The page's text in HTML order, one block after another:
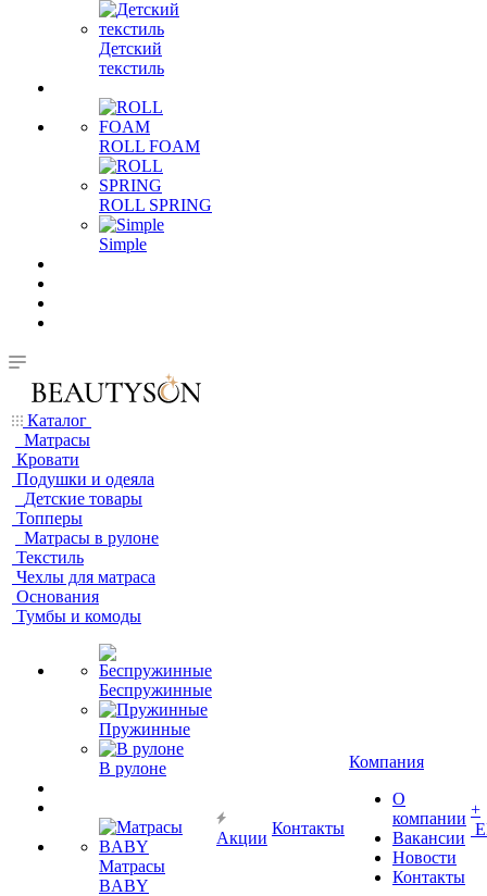
Детский
текстиль
ROLL FOAM
ROLL SPRING
Simple
Каталог
Матрасы
Кровати
Подушки и одеяла
Детские товары
Топперы
Матрасы в рулоне
Текстиль
Чехлы для матраса
Основания
Тумбы и комоды
Беспружинные
Пружинные
В рулоне
Матрасы
BABY
Акции
Контакты
Компания
О
компании
Вакансии
Новости
Контакты
+